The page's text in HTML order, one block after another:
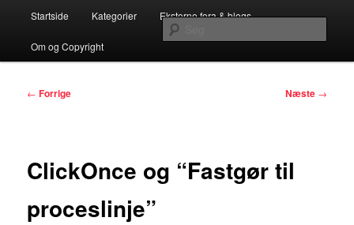
primært
indholdSystemconnects Teknikblog
Startside Kategorier Eksterne fora & blogs
Om og Copyright
Indlægsnavigation
← Forrige Næste →
ClickOnce og “Fastgør til
proceslinje”